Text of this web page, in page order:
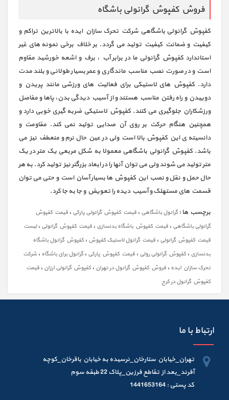
فروش کفپوش گرانولی باشگاه
کفپوش گرانولی باشگاهی شرکت تحرک سازان ایده با بالاترین تراکم و
کیفیت و ضمانت کیفیت تولید می گردد. بر خلاف برخی نمونه های غیر
استاندارد کفپوش گرانولی ما در برابر آب ، برف و اشعه خورشید مقاوم
است و در صورت نصب مناسب ماندگاری و عمر بسیار طولانی و بلند مدت
دارد. کفپوش های لاستیکی برای فعالیت های ورزشی مانند پریدن و
دوییدن و راه رفتن مناسب هستند و از آسیب دیدگی بدن، پاها و مفاصل
ورزشکاران جلوگیری می کنند. کفپوش لاستیکی ضربه گیری خوبی دارد و
همچنین هنگام حرکت بر روی آن صدایی تولید نمی کند. مقاومت و
دانسیته ی این کفپوش بالا است ولی در عین حال نرم و منعطف نیز می
باشد. کفپوش گرانولی باشگاهی معمولا به شکل مربعی یک متر در یک
متر تولید می شوند ولی می توان آنها را در ابعاد بزرگتر نیز تولید کرد. به هر
حال حمل و نقل و نصب این کفپوش ها بسیار آسان است و حتی می توان
قسمت های مستهلک و آسیب دیده را تعویض و جا به جا کرد.
برچسب ها : گرانول باشگاهی ، قیمت کفپوش گرانولی پارکی ، قیمت کفپوش
گرانولی باشگاهی ، قیمت کفپوش باشگاه بدنسازی ، قیمت کفپوش گرانولی ،لیست
قیمت کفپوش گرانولی ، قیمت گرانول لاستیک کفپوش ، کفپوش گرانول باشگاه
بدنسازی ، کفپوش گرانولی رولی ، قیمت کفپوش پارکی ، گرانول برای باشگاه ، شرکت
تحرک سازان ایده ، فروش کفپوش گرانول در تهران ، کفپوش گرانولی ارزان ، قیمت
کفپوش گرانول در کرج
ارتباط با ما
تهران_خیابان ستارخان_نرسیده به خیابان باقرخان_کوچه
آفرند_بعد از تقاطع فرزین_پلاک 22 طبقه سوم
کد پستی : 1441653164